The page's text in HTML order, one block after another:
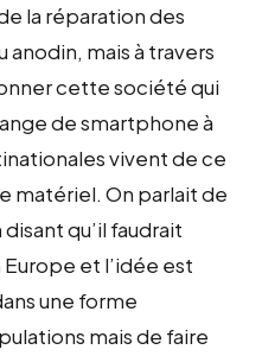
la réparation des
anodin, mais à travers
cette société qui
de smartphone à
vivent de ce
matériel. On parlait de
qu’il faudrait
et l’idée est
une forme
mais de faire